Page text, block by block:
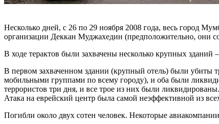
Несколько дней, с 26 по 29 ноября 2008 года, весь город
организации Деккан Муджахедин (предположительно, они
В ходе терактов были захвачены несколько крупных зданий
В первом захваченном здании (крупный отель) были убиты
мобильными группами по всему городу), и оба были
террористов три дня, и все трое из них были
Атака на еврейский центр была самой неэффективной из
Погибли около двух сотен человек. Некоторые